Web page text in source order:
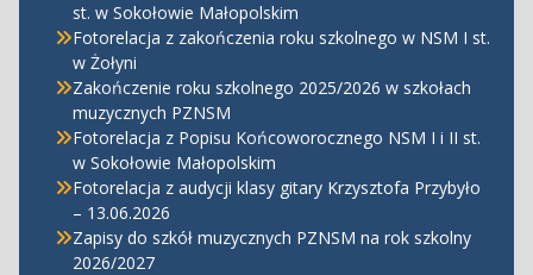
st. w Sokołowie Małopolskim
Fotorelacja z zakończenia roku szkolnego w NSM I st.
w Żołyni
Zakończenie roku szkolnego 2025/2026 w szkołach
muzycznych PZNSM
Fotorelacja z Popisu Końcoworocznego NSM I i II st.
w Sokołowie Małopolskim
Fotorelacja z audycji klasy gitary Krzysztofa Przybyło
– 13.06.2026
Zapisy do szkół muzycznych PZNSM na rok szkolny
2026/2027